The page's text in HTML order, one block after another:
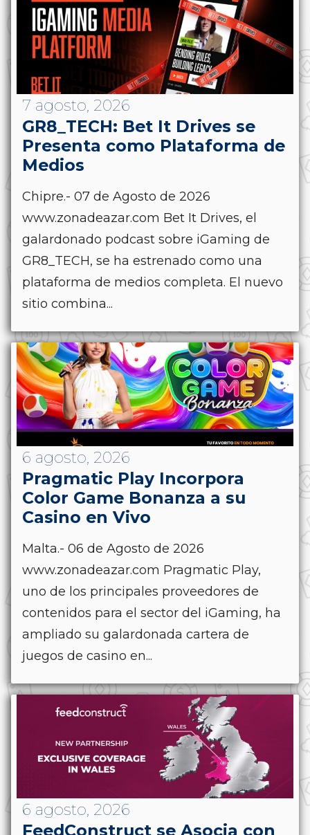
7 agosto, 2026
GR8_TECH: Bet It Drives se
Presenta como Plataforma de
Medios
Chipre.- 07 de Agosto de 2026
www.zonadeazar.com Bet It Drives, el
galardonado podcast sobre iGaming de
GR8_TECH, se ha estrenado como una
plataforma de medios completa. El nuevo
sitio combina...
6 agosto, 2026
Pragmatic Play Incorpora
Color Game Bonanza a su
Casino en Vivo
Malta.- 06 de Agosto de 2026
www.zonadeazar.com Pragmatic Play,
uno de los principales proveedores de
contenidos para el sector del iGaming, ha
ampliado su galardonada cartera de
juegos de casino en...
6 agosto, 2026
FeedConstruct se Asocia con